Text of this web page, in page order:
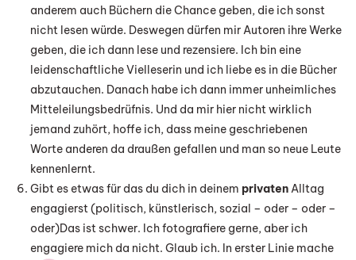
anderem auch Büchern die Chance geben, die ich sonst
nicht lesen würde. Deswegen dürfen mir Autoren ihre Werke
geben, die ich dann lese und rezensiere. Ich bin eine
leidenschaftliche Vielleserin und ich liebe es in die Bücher
abzutauchen. Danach habe ich dann immer unheimliches
Mitteleilungsbedrüfnis. Und da mir hier nicht wirklich
jemand zuhört, hoffe ich, dass meine geschriebenen
Worte anderen da draußen gefallen und man so neue Leute
kennenlernt.
Gibt es etwas für das du dich in deinem privatenAlltag
engagierst (politisch, künstlerisch, sozial – oder – oder –
oder)Das ist schwer. Ich fotografiere gerne, aber ich
engagiere mich da nicht. Glaub ich. In erster Linie mache